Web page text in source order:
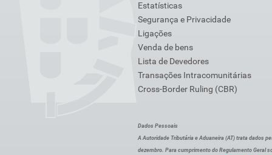
Estatísticas
Segurança e Privacidade
Ligações
Venda de bens
Lista de Devedores
Transações Intracomunitárias
Cross-Border Ruling (CBR)
Dados Pessoais
A Autoridade Tributária e Aduaneira (AT) trata dados
dezembro. Para cumprimento do Regulamento Geral